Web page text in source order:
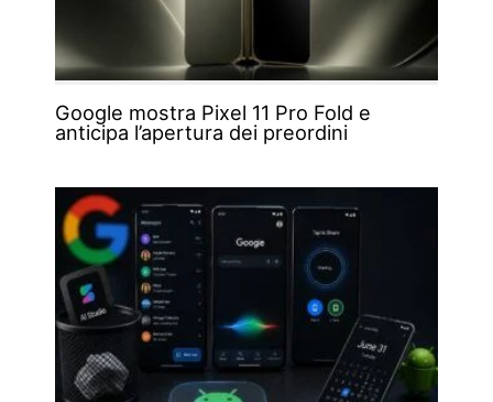
Google mostra Pixel 11 Pro Fold e
anticipa l’apertura dei preordini